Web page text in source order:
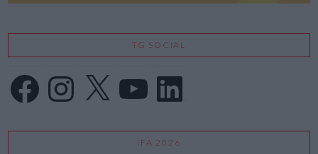
TG SOCIAL
FacebookInstagram
X LinkedIn
IFA 2026